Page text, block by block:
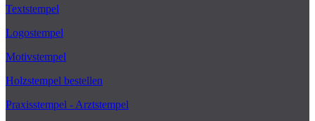
Textstempel
Logostempel
Motivstempel
Holzstempel bestellen
Praxisstempel - Arztstempel